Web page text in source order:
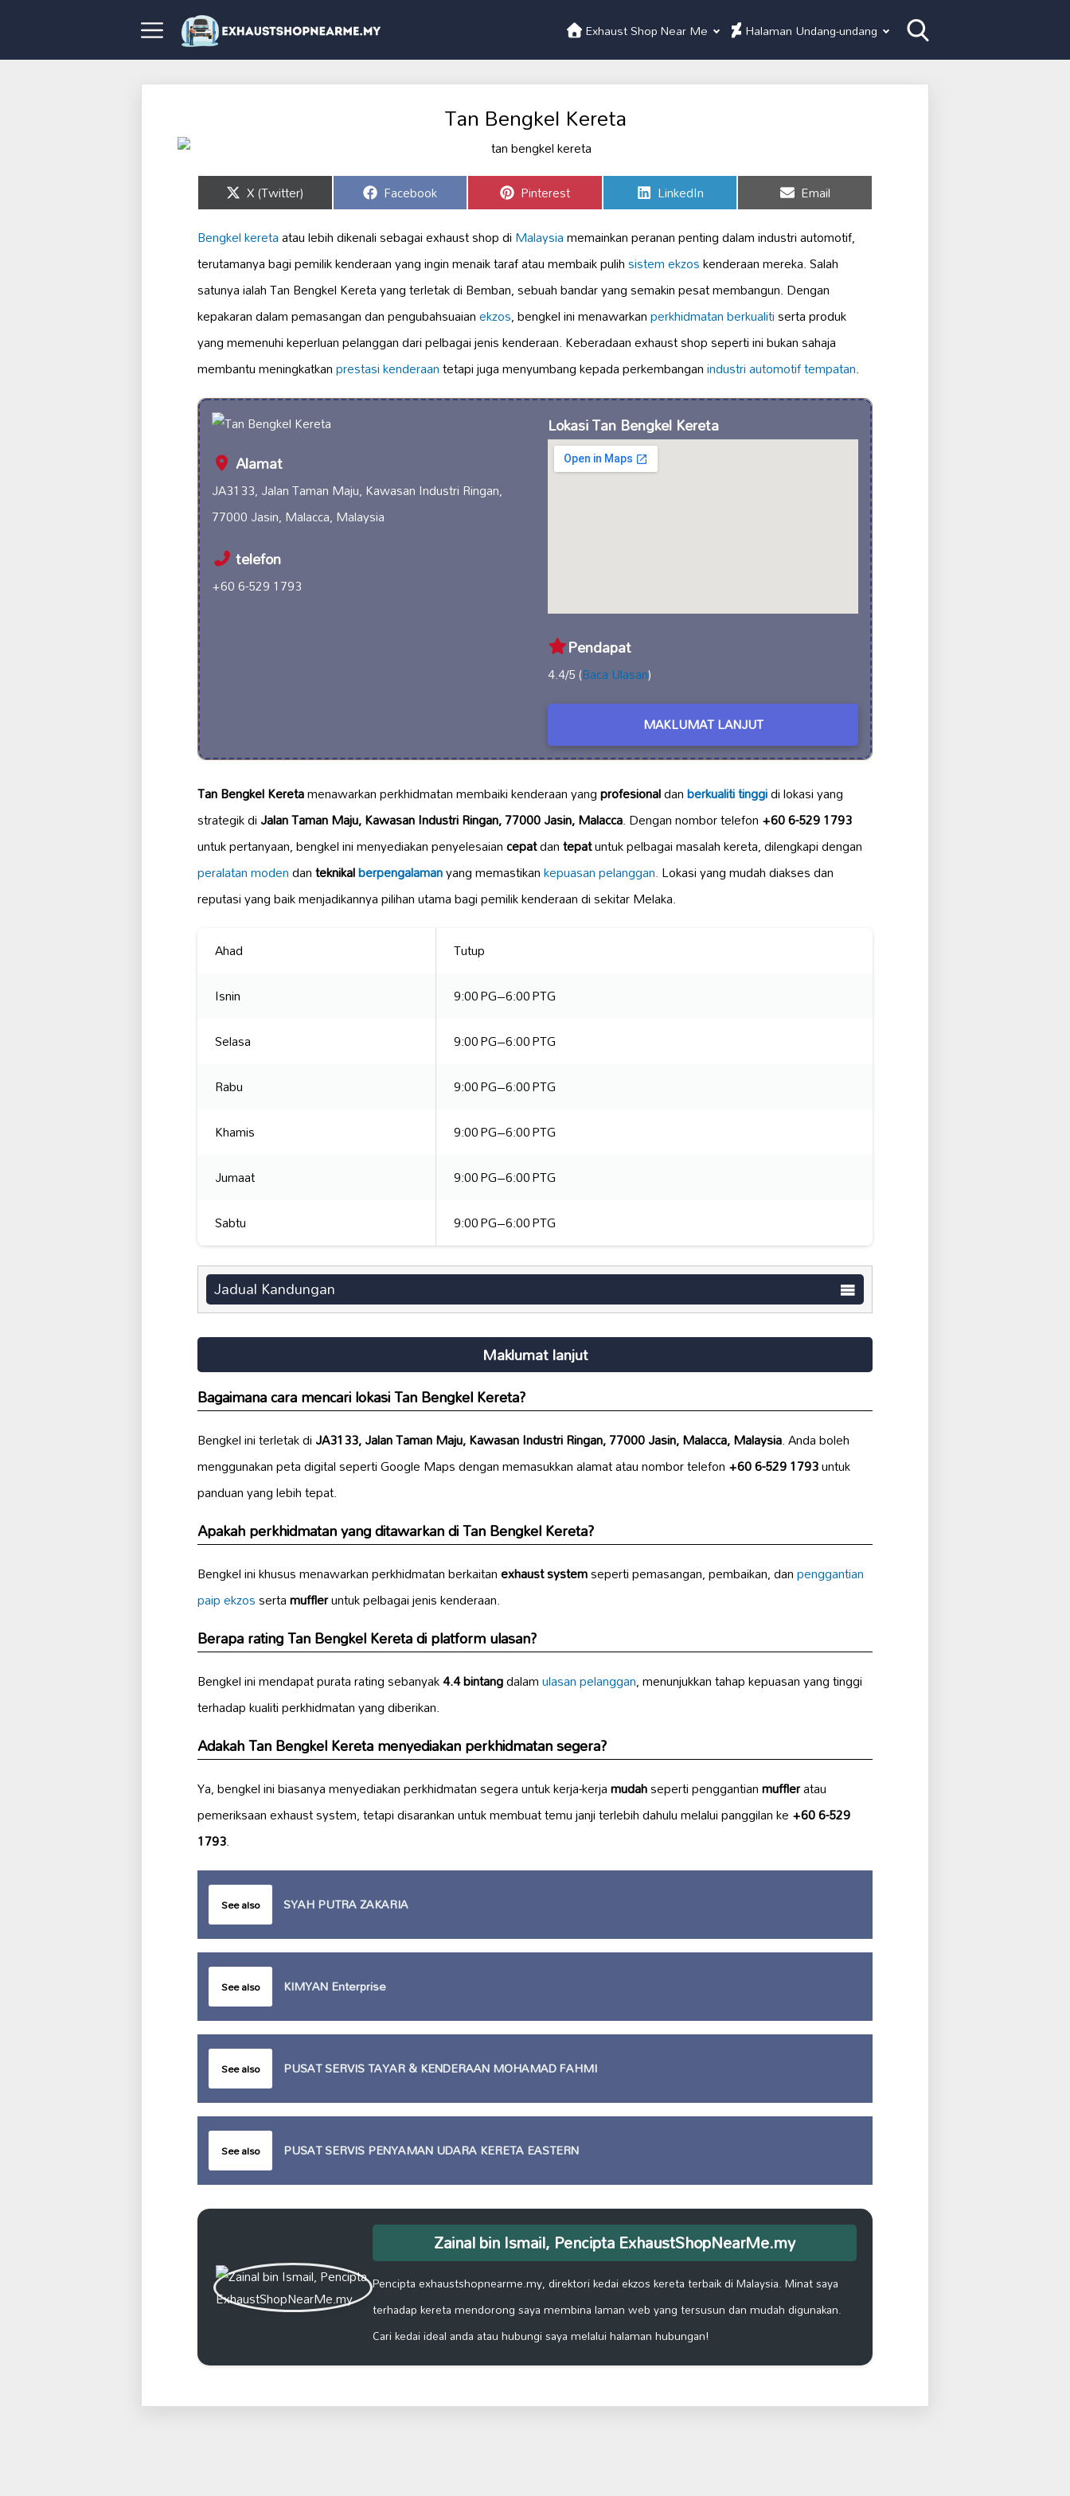
Exhaust Shop Near Me Halaman Undang-undang
Tan Bengkel Kereta
Share
on
X (Twitter) Share
on
Facebook Share
on
Pinterest Share
on
LinkedIn Share
on
Email
Bengkel keretaatau lebih dikenali sebagai exhaust shop diMalaysiamemainkan peranan penting dalam industri automotif,
terutamanya bagi pemilik kenderaan yang ingin menaik taraf atau membaik pulihsistem ekzoskenderaan mereka. Salah
satunya ialah Tan Bengkel Kereta yang terletak di Bemban, sebuah bandar yang semakin pesat membangun. Dengan
kepakaran dalam pemasangan dan pengubahsuaianekzos, bengkel ini menawarkanperkhidmatan berkualitiserta produk
yang memenuhi keperluan pelanggan dari pelbagai jenis kenderaan. Keberadaan exhaust shop seperti ini bukan sahaja
membantu meningkatkanprestasi kenderaantetapi juga menyumbang kepada perkembanganindustri automotif tempatan.
Alamat
JA3133, Jalan Taman Maju, Kawasan Industri Ringan,
77000 Jasin, Malacca, Malaysia
telefon
+60 6-529 1793
Lokasi Tan Bengkel Kereta
Pendapat
4.4/5 (Baca Ulasan)
MAKLUMAT LANJUT
Tan Bengkel Keretamenawarkan perkhidmatan membaiki kenderaan yangprofesionaldanberkualiti tinggidi lokasi yang
strategik diJalan Taman Maju, Kawasan Industri Ringan, 77000 Jasin, Malacca. Dengan nombor telefon+60 6-529 1793
untuk pertanyaan, bengkel ini menyediakan penyelesaiancepatdantepatuntuk pelbagai masalah kereta, dilengkapi dengan
peralatan modendanteknikalberpengalamanyang memastikankepuasan pelanggan.Lokasi yang mudah diakses dan
reputasi yang baik menjadikannya pilihan utama bagi pemilik kenderaan di sekitar Melaka.
Ahad
Tutup
Isnin
9:00 PG–6:00 PTG
Selasa
9:00 PG–6:00 PTG
Rabu
9:00 PG–6:00 PTG
Khamis
9:00 PG–6:00 PTG
Jumaat
9:00 PG–6:00 PTG
Sabtu
9:00 PG–6:00 PTG
Jadual Kandungan
Maklumat lanjut
Bagaimana cara mencari lokasi Tan Bengkel Kereta?
Bengkel ini terletak diJA3133, Jalan Taman Maju, Kawasan Industri Ringan, 77000 Jasin, Malacca, Malaysia. Anda boleh
menggunakan peta digital seperti Google Maps dengan memasukkan alamat atau nombor telefon+60 6-529 1793untuk
panduan yang lebih tepat.
Apakah perkhidmatan yang ditawarkan di Tan Bengkel Kereta?
Bengkel ini khusus menawarkan perkhidmatan berkaitanexhaust systemseperti pemasangan, pembaikan, danpenggantian
paip ekzossertamuffleruntuk pelbagai jenis kenderaan.
Berapa rating Tan Bengkel Kereta di platform ulasan?
Bengkel ini mendapat purata rating sebanyak4.4 bintangdalamulasan pelanggan, menunjukkan tahap kepuasan yang tinggi
terhadap kualiti perkhidmatan yang diberikan.
Adakah Tan Bengkel Kereta menyediakan perkhidmatan segera?
Ya, bengkel ini biasanya menyediakan perkhidmatan segera untuk kerja-kerjamudahseperti penggantianmuffleratau
pemeriksaan exhaust system, tetapi disarankan untuk membuat temu janji terlebih dahulu melalui panggilan ke+60 6-529
1793.
See also SYAH PUTRA ZAKARIA
See also KIMYAN Enterprise
See also PUSAT SERVIS TAYAR & KENDERAAN MOHAMAD FAHMI
See also PUSAT SERVIS PENYAMAN UDARA KERETA EASTERN
Zainal bin Ismail, Pencipta ExhaustShopNearMe.my
Pencipta exhaustshopnearme.my, direktori kedai ekzos kereta terbaik di Malaysia. Minat saya
terhadap kereta mendorong saya membina laman web yang tersusun dan mudah digunakan.
Cari kedai ideal anda atau hubungi saya melalui halaman hubungan!